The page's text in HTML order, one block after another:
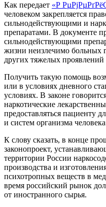
Как передает «Р
человеком закрепляется
сильнодействующими и
препаратами. В документе
сильнодействующими
жизни неизлечимо больных
других тяжелых проявлений
Получить такую помощь
или в условиях дневного
условиях. В законе
наркотические
предоставляться пациенту
и систем организма
К слову сказать, в конце
законопроект,
территории России
производства и
психотропных веществ в
время российский рынок
от иностранного сырья.